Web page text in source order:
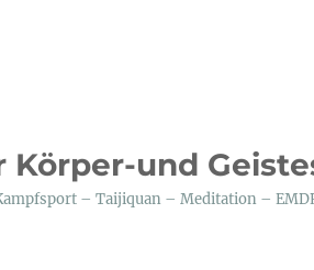
Körper-und
– Taijiquan – Meditation –